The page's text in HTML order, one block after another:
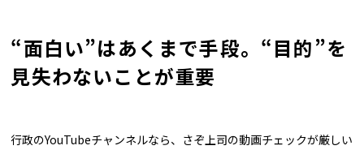
“面白い”はあくまで手段。“目的”を
見失わないことが重要
行政のYouTubeチャンネルなら、さぞ上司の動画チェックが厳しい